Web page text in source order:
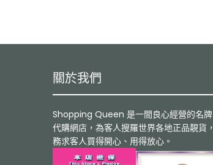
關於我們
Shopping Queen 是一間良心經營的名牌
代購網店，為客人搜羅世界各地正品靚貨，
務求客人買得開心、用得放心。